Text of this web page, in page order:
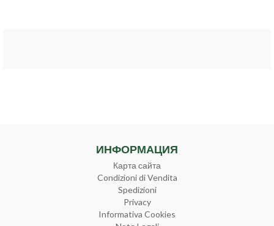
ИНФОРМАЦИЯ
Карта сайта
Condizioni di Vendita
Spedizioni
Privacy
Informativa Cookies